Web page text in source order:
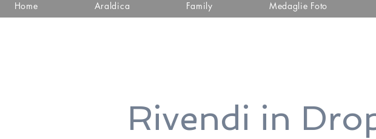
Home Araldica Family Medaglie Foto
Rivendi in